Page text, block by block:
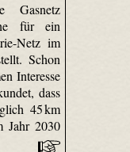
Gasnetz
für ein
Netz im
Schon
Interesse
dass
45 km
Jahr 2030